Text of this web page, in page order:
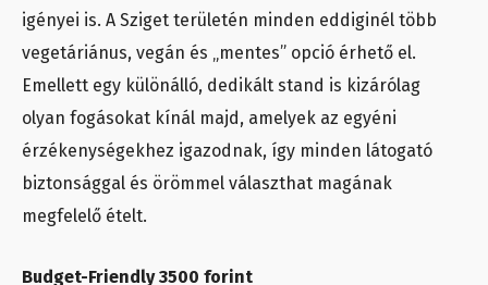
igényei is. A Sziget területén minden eddiginél több
vegetáriánus, vegán és „mentes” opció érhető el.
Emellett egy különálló, dedikált stand is kizárólag
olyan fogásokat kínál majd, amelyek az egyéni
érzékenységekhez igazodnak, így minden látogató
biztonsággal és örömmel választhat magának
megfelelő ételt.
Budget-Friendly 3500 forint